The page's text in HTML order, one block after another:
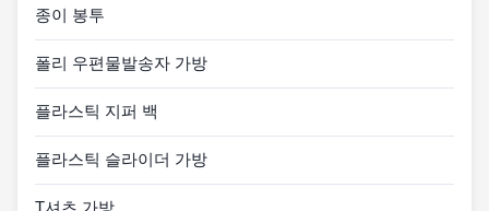
종이 봉투
폴리 우편물발송자 가방
플라스틱 지퍼 백
플라스틱 슬라이더 가방
T셔츠 가방